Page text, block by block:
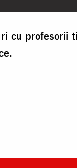
cu profesorii